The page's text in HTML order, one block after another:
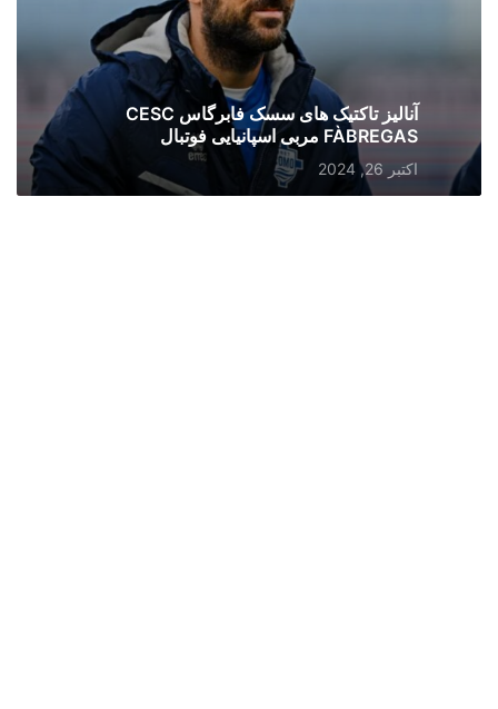
آنالیز تاکتیک های سسک فابرگاس CESC
FÀBREGAS مربی اسپانیایی فوتبال
اکتبر 26, 2024